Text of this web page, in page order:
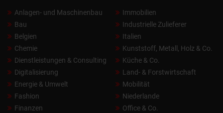
Anlagen- und Maschinenbau
Bau
Belgien
Chemie
Dienstleistungen & Consulting
Digitalisierung
Energie & Umwelt
Fashion
Finanzen
Immobilien
Industrielle Zulieferer
Italien
Kunststoff, Metall, Holz & Co.
Küche & Co.
Land- & Forstwirtschaft
Mobilität
Niederlande
Office & Co.